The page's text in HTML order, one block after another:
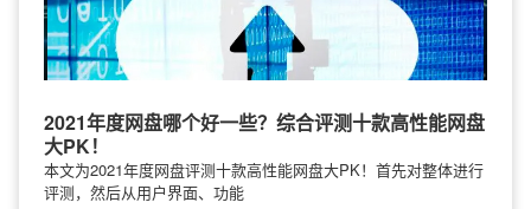
2021年度网盘哪个好一些？综合评测十款高性能网盘
大PK！
本文为2021年度网盘评测十款高性能网盘大PK！首先对整体进行
评测，然后从用户界面、功能